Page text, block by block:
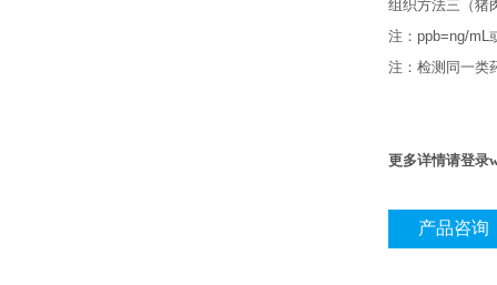
组织方法三（
注： ppb=ng/mL
注：检测同一类
更多详情请登录
产品咨询